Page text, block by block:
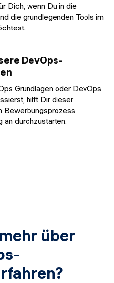
Dich, wenn Du in die
die grundlegenden Tools im
DevOps-
Grundlagen oder DevOps
hilft Dir dieser
Bewerbungsprozess
an durchzustarten.
über